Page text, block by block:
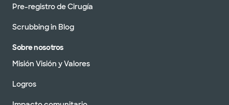
Pre-registro de Cirugía
Scrubbing in Blog
Sobre nosotros
Misión Visión y Valores
Logros